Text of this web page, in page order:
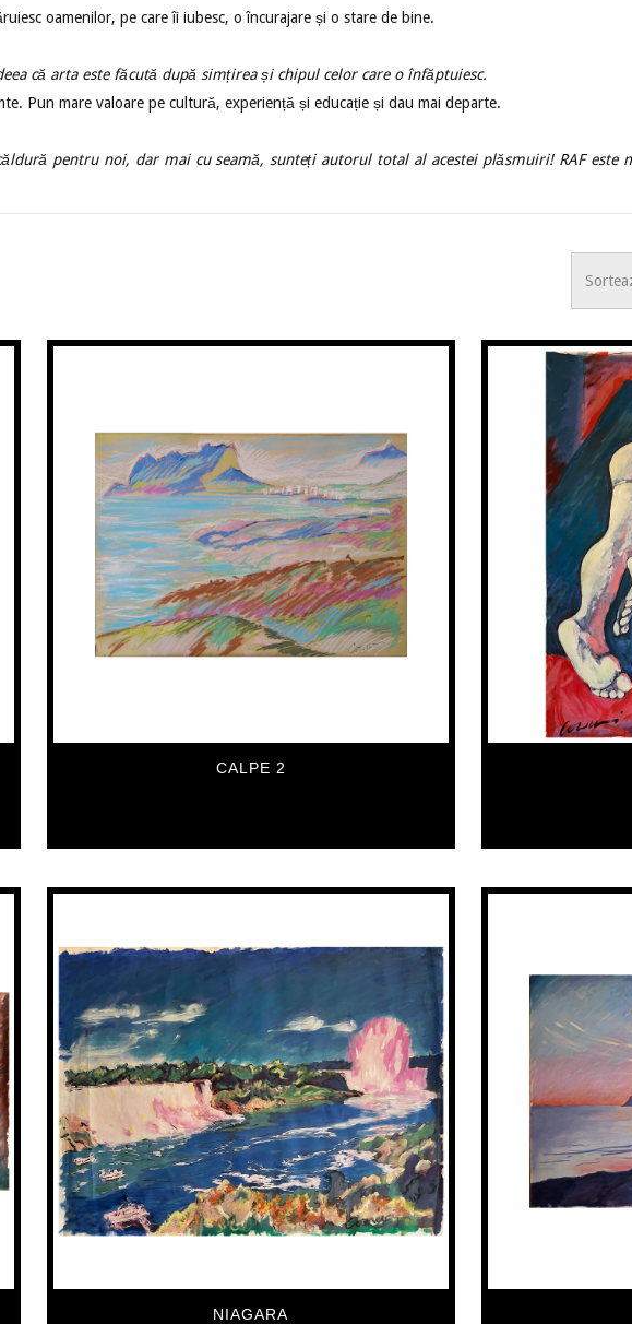
oamenilor, pe care îi iubesc, o încurajare și o stare de bine.
că arta este făcută după simțirea și chipul celor care o înfăptuiesc.
Pun mare valoare pe cultură, experiență și educație și dau mai departe.
pentru noi, dar mai cu seamă, sunteți autorul total al acestei plăsmuiri! RAF este
CALPE 2
NIAGARA